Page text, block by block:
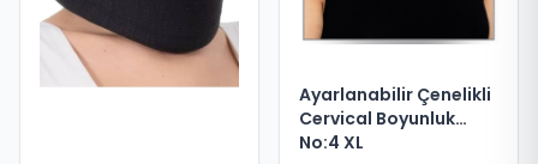
Ayarlanabilir Çenelikli
Cervical Boyunluk
No:4 XL